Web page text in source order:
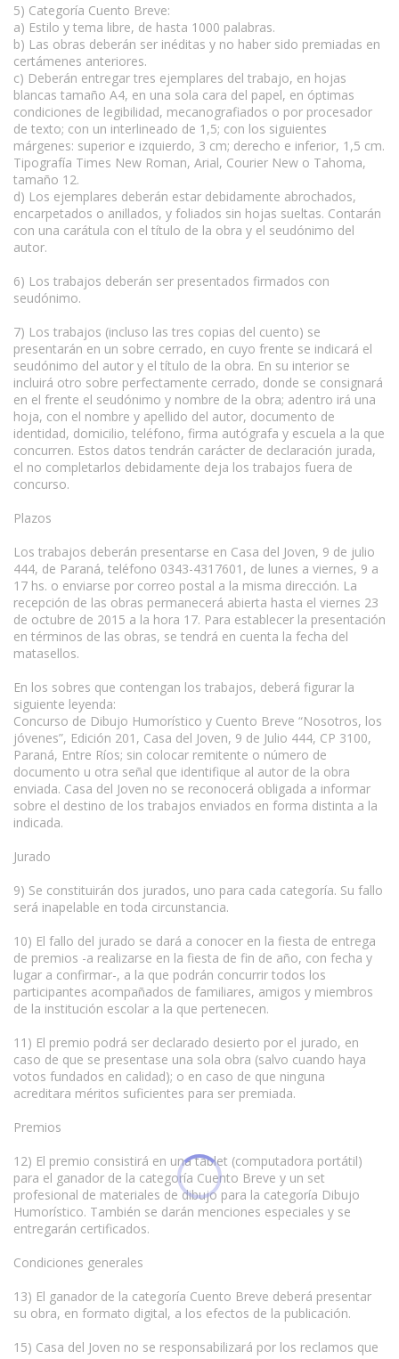
5) Categoría Cuento Breve:
a) Estilo y tema libre, de hasta 1000 palabras.
b) Las obras deberán ser inéditas y no haber sido premiadas en
certámenes anteriores.
c) Deberán entregar tres ejemplares del trabajo, en hojas
blancas tamaño A4, en una sola cara del papel, en óptimas
condiciones de legibilidad, mecanografiados o por procesador
de texto; con un interlineado de 1,5; con los siguientes
márgenes: superior e izquierdo, 3 cm; derecho e inferior, 1,5 cm.
Tipografía Times New Roman, Arial, Courier New o Tahoma,
tamaño 12.
d) Los ejemplares deberán estar debidamente abrochados,
encarpetados o anillados, y foliados sin hojas sueltas. Contarán
con una carátula con el título de la obra y el seudónimo del
autor.
6) Los trabajos deberán ser presentados firmados con
seudónimo.
7) Los trabajos (incluso las tres copias del cuento) se
presentarán en un sobre cerrado, en cuyo frente se indicará el
seudónimo del autor y el título de la obra. En su interior se
incluirá otro sobre perfectamente cerrado, donde se consignará
en el frente el seudónimo y nombre de la obra; adentro irá una
hoja, con el nombre y apellido del autor, documento de
identidad, domicilio, teléfono, firma autógrafa y escuela a la que
concurren. Estos datos tendrán carácter de declaración jurada,
el no completarlos debidamente deja los trabajos fuera de
concurso.
Plazos
Los trabajos deberán presentarse en Casa del Joven, 9 de julio
444, de Paraná, teléfono 0343-4317601, de lunes a viernes, 9 a
17 hs. o enviarse por correo postal a la misma dirección. La
recepción de las obras permanecerá abierta hasta el viernes 23
de octubre de 2015 a la hora 17. Para establecer la presentación
en términos de las obras, se tendrá en cuenta la fecha del
matasellos.
En los sobres que contengan los trabajos, deberá figurar la
siguiente leyenda:
Concurso de Dibujo Humorístico y Cuento Breve “Nosotros, los
jóvenes”, Edición 201, Casa del Joven, 9 de Julio 444, CP 3100,
Paraná, Entre Ríos; sin colocar remitente o número de
documento u otra señal que identifique al autor de la obra
enviada. Casa del Joven no se reconocerá obligada a informar
sobre el destino de los trabajos enviados en forma distinta a la
indicada.
Jurado
9) Se constituirán dos jurados, uno para cada categoría. Su fallo
será inapelable en toda circunstancia.
10) El fallo del jurado se dará a conocer en la fiesta de entrega
de premios -a realizarse en la fiesta de fin de año, con fecha y
lugar a confirmar-, a la que podrán concurrir todos los
participantes acompañados de familiares, amigos y miembros
de la institución escolar a la que pertenecen.
11) El premio podrá ser declarado desierto por el jurado, en
caso de que se presentase una sola obra (salvo cuando haya
votos fundados en calidad); o en caso de que ninguna
acreditara méritos suficientes para ser premiada.
Premios
12) El premio consistirá en una tablet (computadora portátil)
para el ganador de la categoría Cuento Breve y un set
profesional de materiales de dibujo para la categoría Dibujo
Humorístico. También se darán menciones especiales y se
entregarán certificados.
Condiciones generales
13) El ganador de la categoría Cuento Breve deberá presentar
su obra, en formato digital, a los efectos de la publicación.
15) Casa del Joven no se responsabilizará por los reclamos que